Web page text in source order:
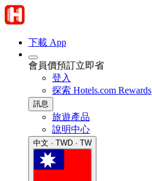
下載 App
會員價預訂立即省
登入
探索 Hotels.com Rewards
訊息
旅遊產品
說明中心
中文 · TWD · TW